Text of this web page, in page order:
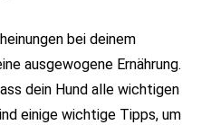
bei deinem
ausgewogene Ernährung.
dein Hund alle wichtigen
einige wichtige Tipps, um